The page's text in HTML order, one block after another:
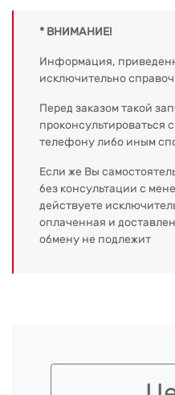
* ВНИМАНИЕ!
Информация,
исключительно
Перед заказом такой
телефону либо иным
Если же Вы
без консультации с
действуете
оплаченная и
обмену не подлежит